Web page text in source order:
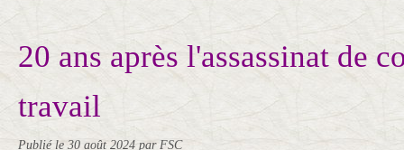
20 ans après l'assassinat de
travail
Publié le 30 août 2024 par FSC